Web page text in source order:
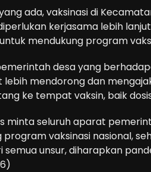
ada, vaksinasi di
kerjasama lebih
mendukung program
desa yang
mendorong dan
ke tempat vaksin, baik
minta seluruh aparat
vaksinasi nasional,
semua unsur, diharapkan